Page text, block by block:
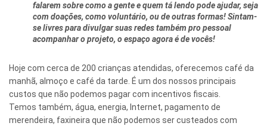
falarem sobre como a gente e quem tá lendo pode ajudar, seja
com doações, como voluntário, ou de outras formas! Sintam-
se livres para divulgar suas redes também pro pessoal
acompanhar o projeto, o espaço agora é de vocês!
Hoje com cerca de 200 crianças atendidas, oferecemos café da
manhã, almoço e café da tarde. É um dos nossos principais
custos que não podemos pagar com incentivos fiscais.
Temos também, água, energia, Internet, pagamento de
merendeira, faxineira que não podemos ser custeados com